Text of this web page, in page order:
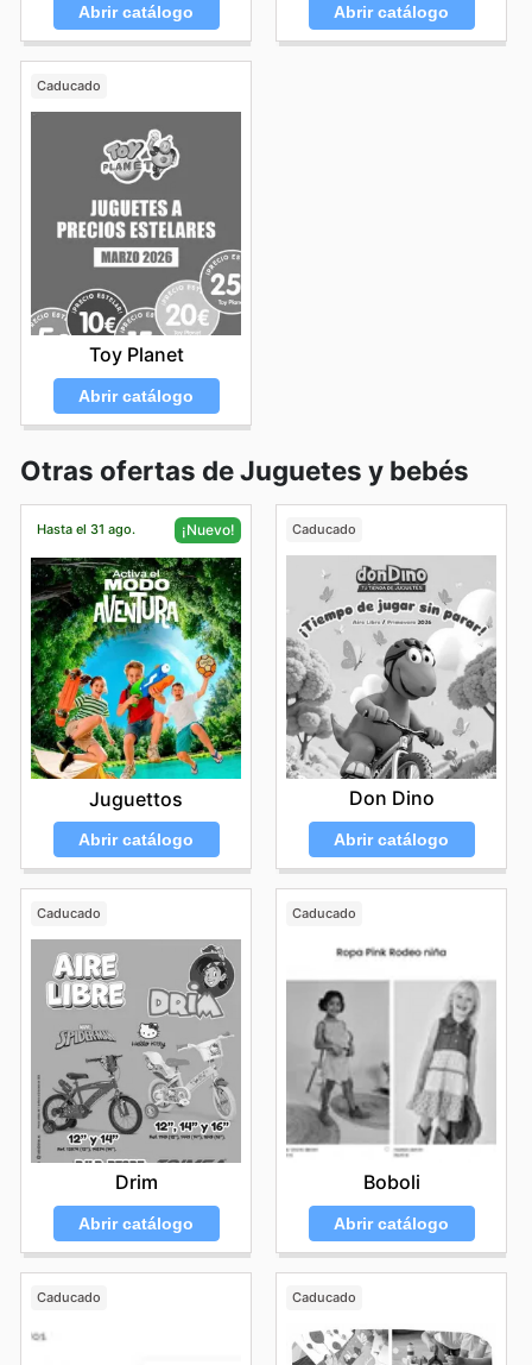
Abrir catálogo Abrir catálogo
Caducado
Toy Planet
Abrir catálogo
Otras ofertas de Juguetes y bebés
Hasta el 31 ago. ¡Nuevo!
Juguettos
Abrir catálogo
Caducado
Don Dino
Abrir catálogo
Caducado
Drim
Abrir catálogo
Caducado
Boboli
Abrir catálogo
Caducado Caducado